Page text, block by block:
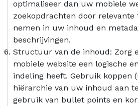
optimaliseer dan uw mobiele
zoekopdrachten door
nemen in uw inhoud en
beschrijvingen.
Structuur van de inhoud: Zorg
mobiele website een logische
indeling heeft. Gebruik koppen
hiërarchie van uw inhoud aan
gebruik van bullet points en